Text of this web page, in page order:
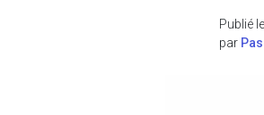
Publié le
par